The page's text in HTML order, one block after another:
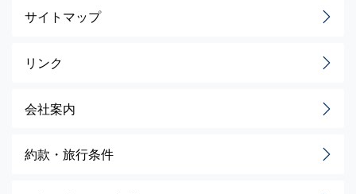
サイトマップ
リンク
会社案内
約款・旅行条件